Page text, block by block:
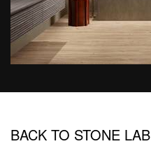
BACK TO STONE LAB